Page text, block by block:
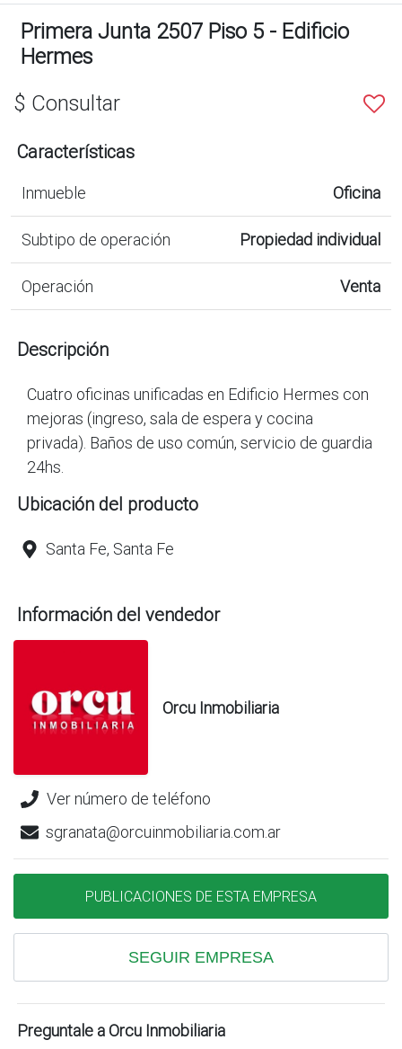
Primera Junta 2507 Piso 5 - Edificio
Hermes
$ Consultar
Características
Inmueble Oficina
Subtipo de operación Propiedad individual
Operación Venta
Descripción
Cuatro oficinas unificadas en Edificio Hermes con
mejoras (ingreso, sala de espera y cocina
privada). Baños de uso común, servicio de guardia
24hs.
Ubicación del producto
Santa Fe, Santa Fe
Información del vendedor
Orcu Inmobiliaria
Ver número de teléfono
sgranata@orcuinmobiliaria.com.ar
PUBLICACIONES DE ESTA EMPRESA
SEGUIR EMPRESA
Preguntale a Orcu Inmobiliaria